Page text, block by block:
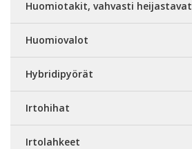
Huomiotakit, vahvasti heijastavat
Huomiovalot
Hybridipyörät
Irtohihat
Irtolahkeet